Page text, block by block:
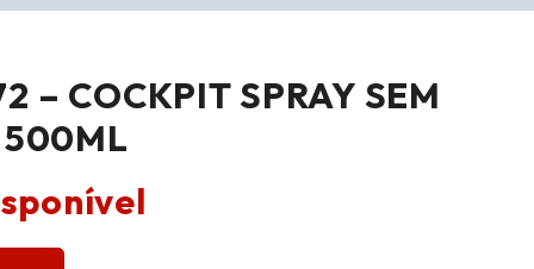
– COCKPIT SPRAY SEM
500ML